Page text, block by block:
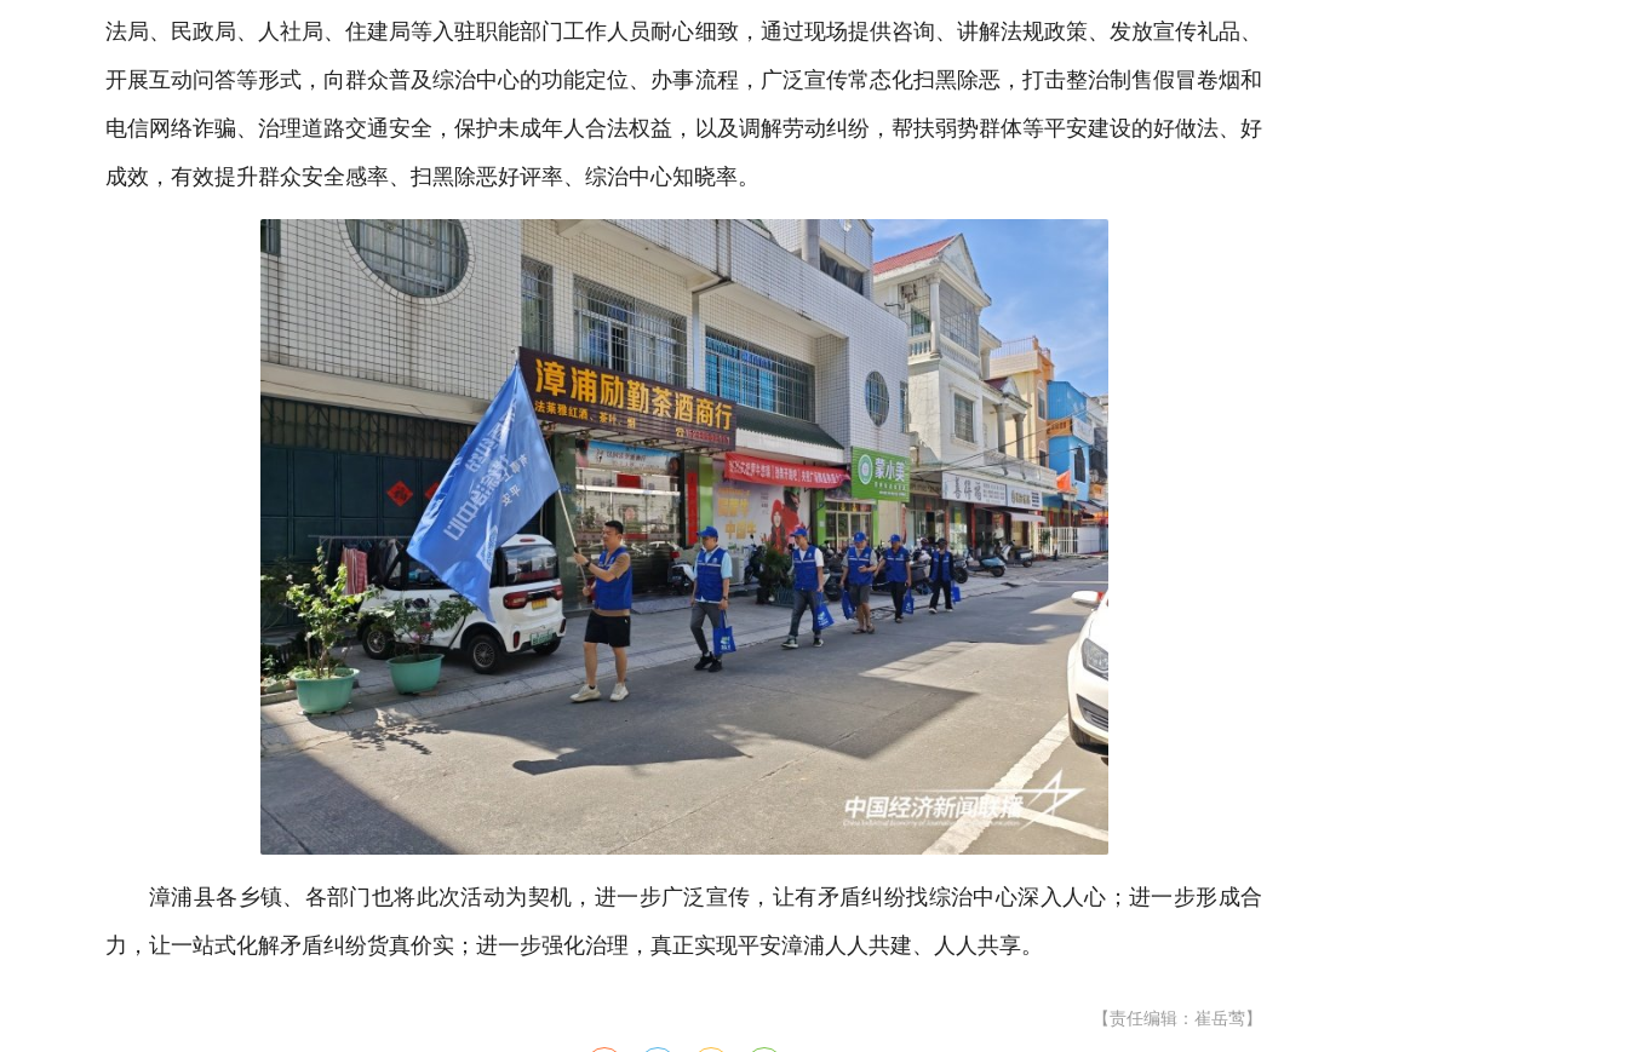
法局、民政局、人社局、住建局等入驻职能部门工作人员耐心细致，通过现场提供咨询、讲解法规政策、发放宣传礼品、
开展互动问答等形式，向群众普及综治中心的功能定位、办事流程，广泛宣传常态化扫黑除恶，打击整治制售假冒卷烟和
电信网络诈骗、治理道路交通安全，保护未成年人合法权益，以及调解劳动纠纷，帮扶弱势群体等平安建设的好做法、好
成效，有效提升群众安全感率、扫黑除恶好评率、综治中心知晓率。
漳浦县各乡镇、各部门也将此次活动为契机，进一步广泛宣传，让有矛盾纠纷找综治中心深入人心；进一步形成合
力，让一站式化解矛盾纠纷货真价实；进一步强化治理，真正实现平安漳浦人人共建、人人共享。
【责任编辑：崔岳莺】